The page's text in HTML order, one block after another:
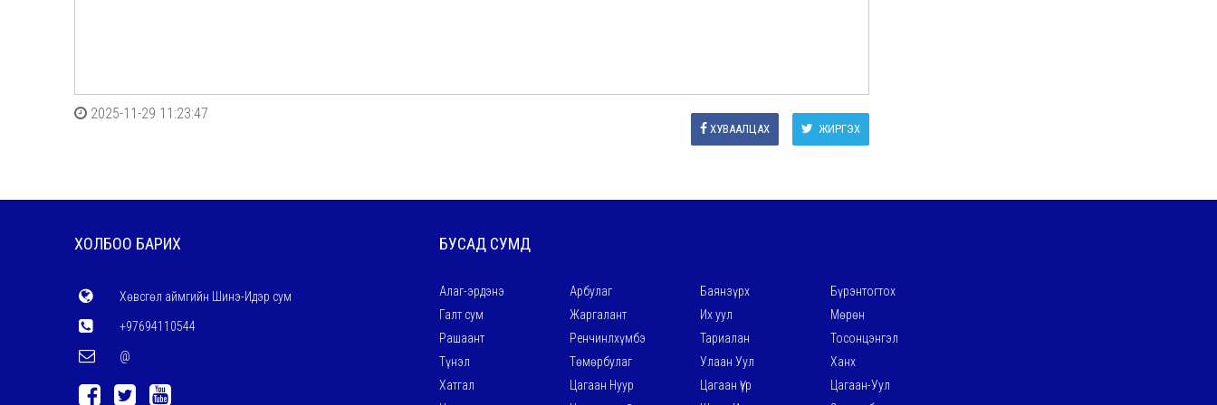
2025-11-29 11:23:47
ЖИРГЭХ
ХУВААЛЦАХ
ХОЛБОО БАРИХ
Хөвсгөл аймгийн Шинэ-Идэр сум
+97694110544
@
БУСАД СУМД
Алаг-эрдэнэ Арбулаг Баянзүрх
Бүрэнтогтох
Галт сум
Жаргалант Их уул
Мөрөн
Рашаант
Ренчинлхүмбэ Тариалан
Тосонцэнгэл
Түнэл
Төмөрбулаг Улаан Уул
Ханх
Хатгал
Цагаан Нуур Цагаан Үүр
Цагаан-Уул